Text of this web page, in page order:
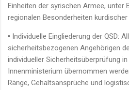
Einheiten der syrischen Armee, unter
regionalen Besonderheiten kurdischer
▪ Individuelle Eingliederung der QSD:
sicherheitsbezogenen Angehörigen
individueller Sicherheitsüberprüfung
Innenministerium übernommen
Ränge, Gehaltsansprüche und